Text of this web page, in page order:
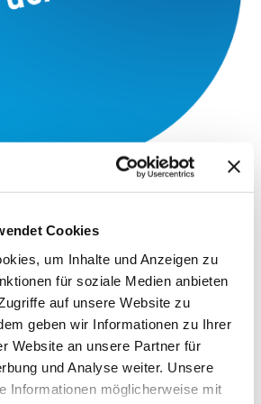
Cookies
um Inhalte und Anzeigen zu
für soziale Medien anbieten
auf unsere Website zu
geben wir Informationen zu Ihrer
Website an unsere Partner für
und Analyse weiter. Unsere
Informationen möglicherweise mit